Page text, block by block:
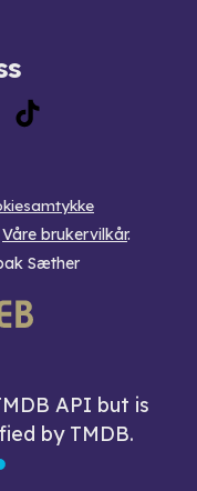
Våre brukervilkår.
Sæther
API but is
by TMDB.